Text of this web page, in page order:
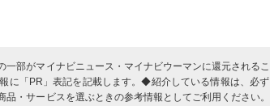
部がマイナビニュース・マイナビウーマンに還元される
に「PR」表記を記載します。◆紹介している情報は、必
品・サービスを選ぶときの参考情報としてご利用ください